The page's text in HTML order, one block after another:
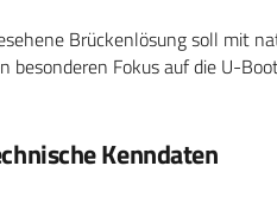
Brückenlösung soll mit
Fokus auf die U-
Kenndaten